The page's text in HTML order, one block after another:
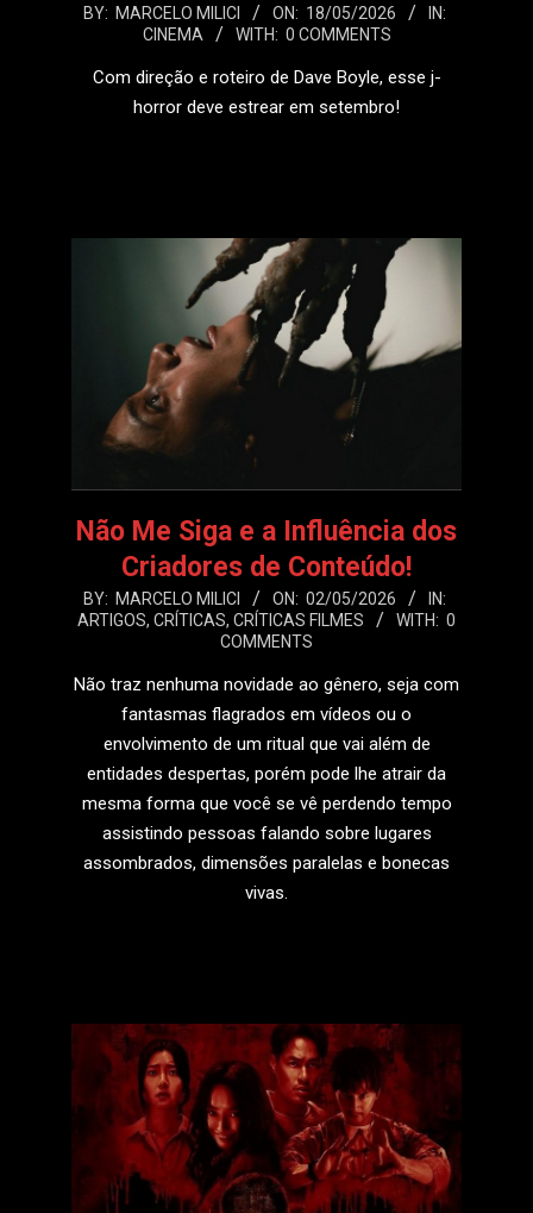
2026-
BY: MARCELO MILICI ON: 18/05/2026
IN:
CINEMA
WITH: 0 COMMENTS
Com direção e roteiro de Dave Boyle, esse j-
horror deve estrear em setembro!
Não Me Siga e a Influência dos
Criadores de Conteúdo!
2026-
05-
BY: MARCELO MILICI ON: 02/05/2026
IN:
ARTIGOS, CRÍTICAS, CRÍTICAS FILMES WITH: 0
COMMENTS
Não traz nenhuma novidade ao gênero, seja com
fantasmas flagrados em vídeos ou o
envolvimento de um ritual que vai além de
entidades despertas, porém pode lhe atrair da
mesma forma que você se vê perdendo tempo
assistindo pessoas falando sobre lugares
assombrados, dimensões paralelas e bonecas
vivas.